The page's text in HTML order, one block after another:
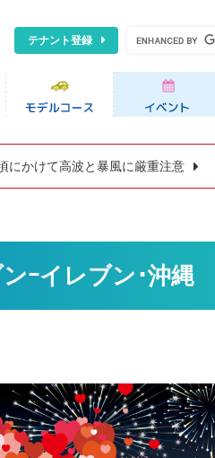
テナント登録
にかけて高波と暴風に厳重注意
ｰイレブン･沖縄